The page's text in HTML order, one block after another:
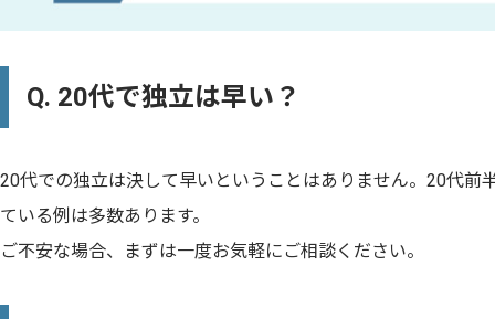
Q. 20代で独立は早い？
20代での独立は決して早いということはありません。20代前
ている例は多数あります。
ご不安な場合、まずは一度お気軽にご相談ください。